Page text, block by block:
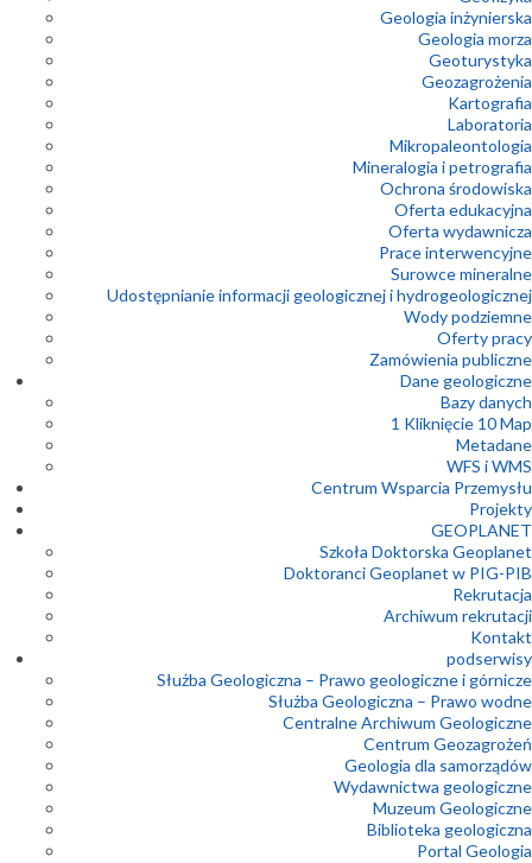
Geologia inżynierska
Geologia morza
Geoturystyka
Geozagrożenia
Kartografia
Laboratoria
Mikropaleontologia
Mineralogia i petrografia
Ochrona środowiska
Oferta edukacyjna
Oferta wydawnicza
Prace interwencyjne
Surowce mineralne
Udostępnianie informacji geologicznej i hydrogeologicznej
Wody podziemne
Oferty pracy
Zamówienia publiczne
Dane geologiczne
Bazy danych
1 Kliknięcie 10 Map
Metadane
WFS i WMS
Centrum Wsparcia Przemysłu
Projekty
GEOPLANET
Szkoła Doktorska Geoplanet
Doktoranci Geoplanet w PIG-PIB
Rekrutacja
Archiwum rekrutacji
Kontakt
podserwisy
Służba Geologiczna – Prawo geologiczne i górnicze
Służba Geologiczna – Prawo wodne
Centralne Archiwum Geologiczne
Centrum Geozagrożeń
Geologia dla samorządów
Wydawnictwa geologiczne
Muzeum Geologiczne
Biblioteka geologiczna
Portal Geologia